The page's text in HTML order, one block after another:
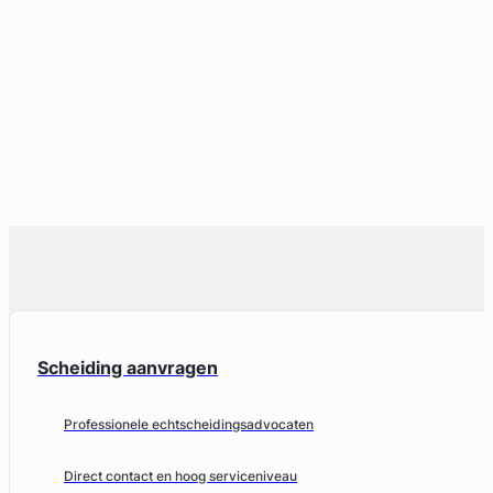
Scheiding aanvragen
Professionele echtscheidingsadvocaten
Direct contact en hoog serviceniveau